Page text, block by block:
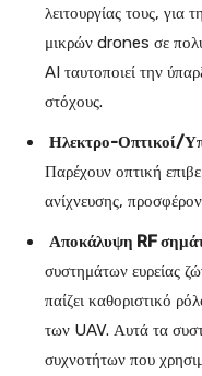
λειτουργίας τους, για
μικρών drones σε
AI ταυτοποιεί την
στόχους.
Ηλεκτρο-Οπτικοί/
Παρέχουν οπτική
ανίχνευσης,
Αποκάλυψη RF
συστημάτων ευρείας
παίζει καθοριστικό
των UAV. Αυτά τα
συχνοτήτων που